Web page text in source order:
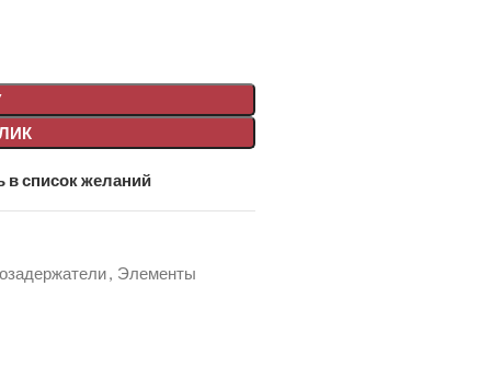
в список желаний
, Элементы